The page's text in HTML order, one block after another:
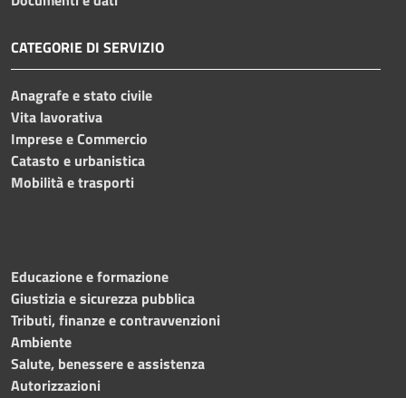
CATEGORIE DI SERVIZIO
Anagrafe e stato civile
Vita lavorativa
Imprese e Commercio
Catasto e urbanistica
Mobilità e trasporti
Educazione e formazione
Giustizia e sicurezza pubblica
Tributi, finanze e contravvenzioni
Ambiente
Salute, benessere e assistenza
Autorizzazioni